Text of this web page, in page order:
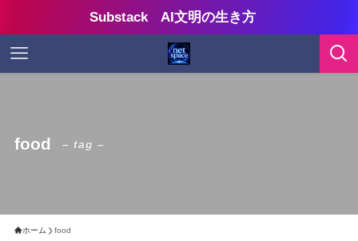
Substack AI文明の生き方
food – tag –
ホーム food